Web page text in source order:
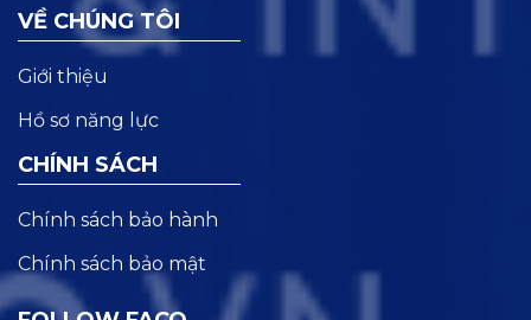
VỀ CHÚNG TÔI
Giới thiệu
Hồ sơ năng lực
CHÍNH SÁCH
Chính sách bảo hành
Chính sách bảo mật